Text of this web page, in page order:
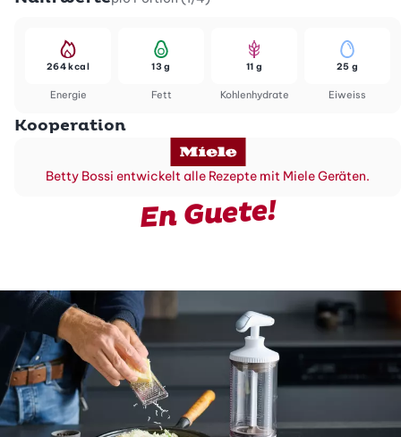
Energie
264 kcal
Fett
13 g
Kohlenhydrate
11 g
Eiweiss
25 g
Kooperation
Betty Bossi entwickelt alle Rezepte mit Miele Geräten.
En Guete!